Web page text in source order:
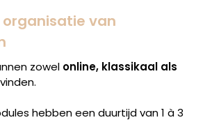
van
zowel online, klassikaal als
hebben een duurtijd van 1 à 3